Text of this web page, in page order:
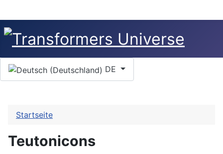
Sprache auswählen
DE
Startseite
Teutonicons